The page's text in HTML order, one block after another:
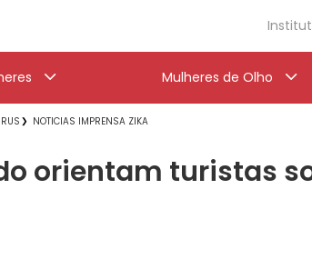
Mulheres de Olho
NOTICIAS IMPRENSA ZIKA
orientam turistas